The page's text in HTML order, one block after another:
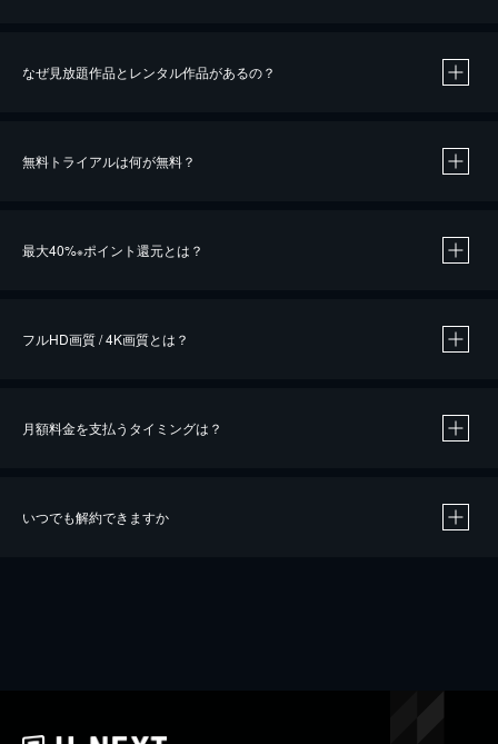
なぜ見放題作品とレンタル作品があるの？
無料トライアルは何が無料？
最大40%※ポイント還元とは？
※40％ポイント還元の対象は、クレジットカード決済による作品の購入 / レンタルです。
iOSアプリのUコイン決済による作品の購入 / レンタルは、20％のポイント還元です。
フルHD画質 / 4K画質とは？
月額料金を支払うタイミングは？
いつでも解約できますか